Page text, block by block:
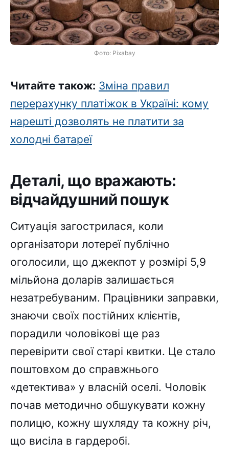
Фото: Pixabay
Читайте також: Зміна правил
перерахунку платіжок в Україні: кому
нарешті дозволять не платити за
холодні батареї
Деталі, що вражають:
відчайдушний пошук
Ситуація загострилася, коли
організатори лотереї публічно
оголосили, що джекпот у розмірі 5,9
мільйона доларів залишається
незатребуваним. Працівники заправки,
знаючи своїх постійних клієнтів,
порадили чоловікові ще раз
перевірити свої старі квитки. Це стало
поштовхом до справжнього
«детектива» у власній оселі. Чоловік
почав методично обшукувати кожну
полицю, кожну шухляду та кожну річ,
що висіла в гардеробі.